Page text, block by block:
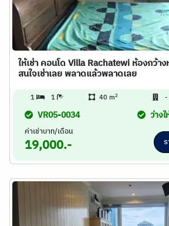
ให้เช่า คอนโด Villa Rachatewi ห้องกว้า
สนใจเช่าเลย พลาดแล้วพลาดเลย
1 1 40 m2 -
VR05-0034 ว่างใ
ค่าเช่าบาท/เดือน
19,000.-